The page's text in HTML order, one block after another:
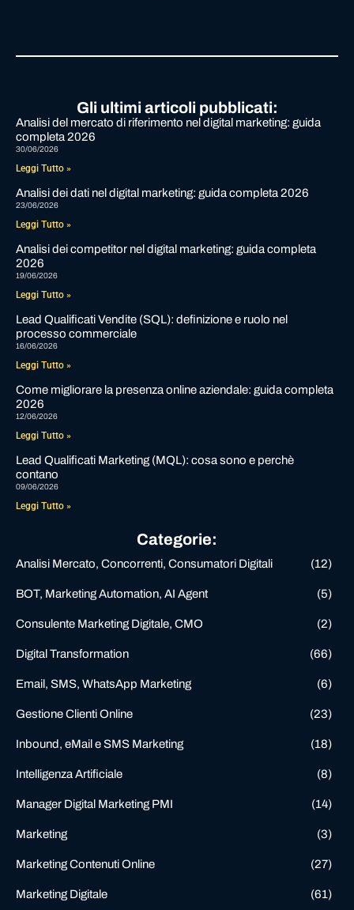
Gli ultimi articoli pubblicati:
Analisi del mercato di riferimento nel digital marketing: guida
completa 2026
30/06/2026
Leggi Tutto »
Analisi dei dati nel digital marketing: guida completa 2026
23/06/2026
Leggi Tutto »
Analisi dei competitor nel digital marketing: guida completa
2026
19/06/2026
Leggi Tutto »
Lead Qualificati Vendite (SQL): definizione e ruolo nel
processo commerciale
16/06/2026
Leggi Tutto »
Come migliorare la presenza online aziendale: guida completa
2026
12/06/2026
Leggi Tutto »
Lead Qualificati Marketing (MQL): cosa sono e perchè
contano
09/06/2026
Leggi Tutto »
Categorie:
Analisi Mercato, Concorrenti, Consumatori Digitali (12)
BOT, Marketing Automation, AI Agent (5)
Consulente Marketing Digitale, CMO (2)
Digital Transformation (66)
Email, SMS, WhatsApp Marketing (6)
Gestione Clienti Online (23)
Inbound, eMail e SMS Marketing (18)
Intelligenza Artificiale (8)
Manager Digital Marketing PMI (14)
Marketing (3)
Marketing Contenuti Online (27)
Marketing Digitale (61)